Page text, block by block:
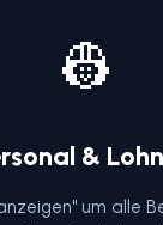
👷
&
um alle